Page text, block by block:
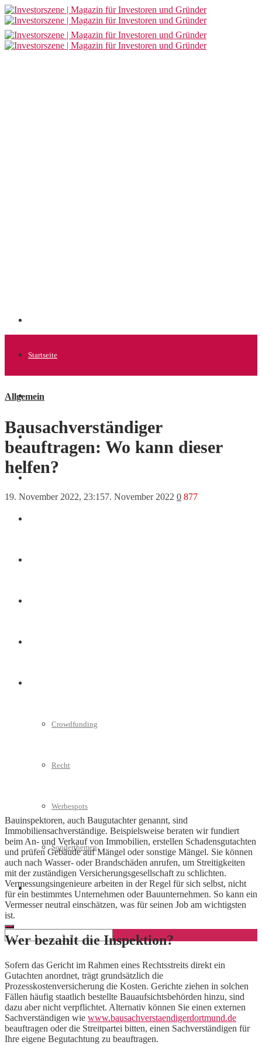
Startseite
Allgemein
Crowdfunding
Recht
Werbespots
Sonderthemen
Geschäftskonto eröffnen
Allgemein
Bausachverständiger
beauftragen: Wo kann dieser
helfen?
19. November 2022, 23:157. November 2022 0 877
Bauinspektoren, auch Baugutachter genannt, sind
Immobiliensachverständige. Beispielsweise beraten wir fundiert
beim An- und Verkauf von Immobilien, erstellen Schadensgutachten
und prüfen Gebäude auf Mängel oder sonstige Mängel. Sie können
auch nach Wasser- oder Brandschäden anrufen, um Streitigkeiten
mit der zuständigen Versicherungsgesellschaft zu schlichten.
Vermessungsingenieure arbeiten in der Regel für sich selbst, nicht
für ein bestimmtes Unternehmen oder Bauunternehmen. So kann ein
Vermesser neutral einschätzen, was für seinen Job am wichtigsten
ist.
Wer bezahlt die Inspektion?
Sofern das Gericht im Rahmen eines Rechtsstreits direkt ein
Gutachten anordnet, trägt grundsätzlich die
Prozesskostenversicherung die Kosten. Gerichte ziehen in solchen
Fällen häufig staatlich bestellte Bauaufsichtsbehörden hinzu, sind
dazu aber nicht verpflichtet. Alternativ können Sie einen externen
Sachverständigen wie www.bausachverstaendigerdortmund.de
beauftragen oder die Streitpartei bitten, einen Sachverständigen für
Ihre eigene Begutachtung zu beauftragen.